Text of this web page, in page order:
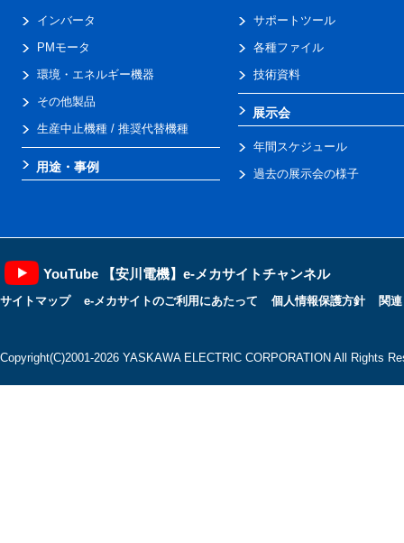
インバータ
PMモータ
環境・エネルギー機器
その他製品
生産中止機種 / 推奨代替機種
用途・事例
サポートツール
各種ファイル
技術資料
展示会
年間スケジュール
過去の展示会の様子
YouTube 【安川電機】e-メカサイトチャンネル
サイトマップ e-メカサイトのご利用にあたって 個人情報保護方針 関
Copyright(C)2001‐2026 YASKAWA ELECTRIC CORPORATION All Rights